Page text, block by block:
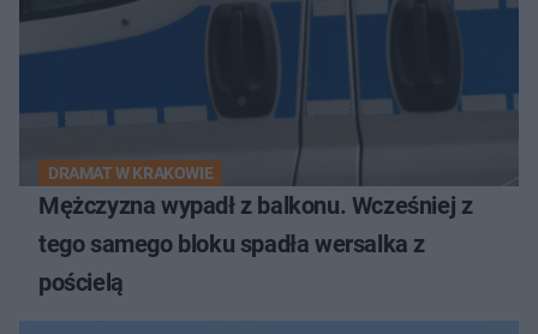
DRAMAT W KRAKOWIE
Mężczyzna wypadł z balkonu. Wcześniej z
tego samego bloku spadła wersalka z
pościelą